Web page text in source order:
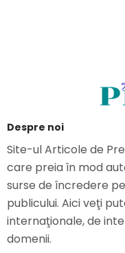
Despre noi
Site-ul Articole de
care preia în mod
surse de încredere
publicului. Aici veţi
internaţionale, de
domenii.